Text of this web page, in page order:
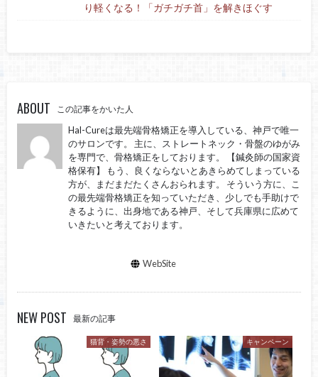
り軽くなる！「ガチガチ首」を解きほぐす
ABOUT この記事をかいた人
Hal-Cureは最先端骨格矯正を導入している、神戸で唯一
のサロンです。 主に、ストレートネック・骨盤のゆがみ
を専門で、骨格矯正をしております。 【鍼灸師の国家資
格保有】 もう、良くならないとあきらめてしまっている
方が、まだまだたくさんおられます。 そういう方に、こ
の最先端骨格矯正を知っていただき、少しでも手助けで
きるように、出身地である神戸、そして兵庫県に広めて
いきたいと考えております。
WebSite
NEW POST 最新の記事
猫背・姿勢の悪さ キャンペーン